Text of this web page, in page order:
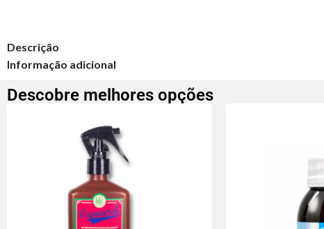
Descrição
Informação adicional
Descobre melhores opções